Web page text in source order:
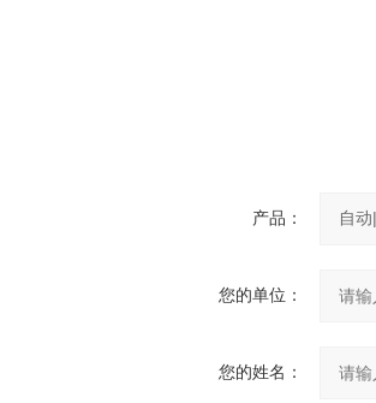
产品：
您的单位：
您的姓名：